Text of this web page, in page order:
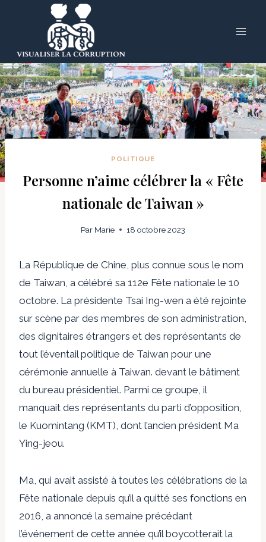
POLITIQUE
Personne n’aime célébrer la « Fête
nationale de Taiwan »
Par Marie 18 octobre 2023
La République de Chine, plus connue sous le nom
de Taiwan, a célébré sa 112e Fête nationale le 10
octobre. La présidente Tsai Ing-wen a été rejointe
sur scène par des membres de son administration,
des dignitaires étrangers et des représentants de
tout l’éventail politique de Taiwan pour une
cérémonie annuelle à Taiwan. devant le bâtiment
du bureau présidentiel. Parmi ce groupe, il
manquait des représentants du parti d’opposition,
le Kuomintang (KMT), dont l’ancien président Ma
Ying-jeou.
Ma, qui avait assisté à toutes les célébrations de la
Fête nationale depuis qu’il a quitté ses fonctions en
2016, a annoncé la semaine précédant
l’événement de cette année qu’il boycotterait la